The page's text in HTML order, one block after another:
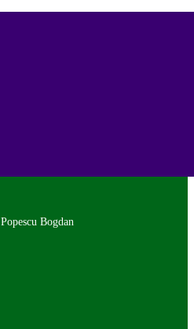
Popescu Bogdan